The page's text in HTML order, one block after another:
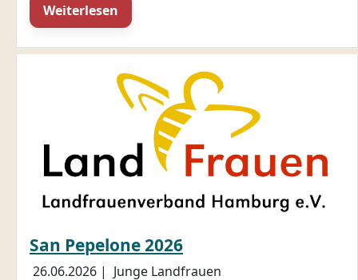
Weiterlesen
San Pepelone 2026
26.06.2026 | Junge Landfrauen